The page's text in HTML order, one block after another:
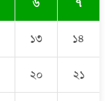
১৩ ১৪
২০ ২১